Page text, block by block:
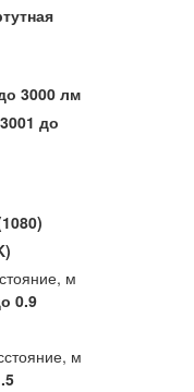
3000 лм
до
м
0.9
м